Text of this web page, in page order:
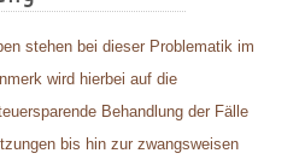
stehen bei dieser Problematik im
wird hierbei auf die
Behandlung der Fälle
bis hin zur zwangsweisen